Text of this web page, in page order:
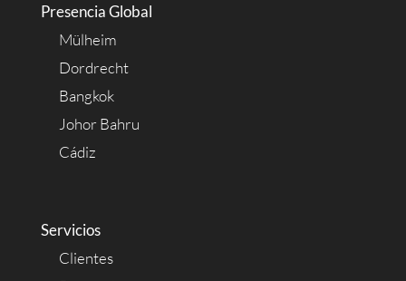
Presencia Global
Mülheim
Dordrecht
Bangkok
Johor Bahru
Cádiz
Servicios
Clientes